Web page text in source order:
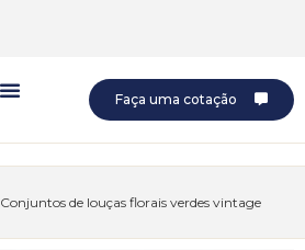
Faça uma cotação
Conjuntos de louças florais verdes vintage